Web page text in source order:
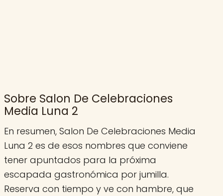
Sobre Salon De Celebraciones
Media Luna 2
En resumen, Salon De Celebraciones Media
Luna 2 es de esos nombres que conviene
tener apuntados para la próxima
escapada gastronómica por jumilla.
Reserva con tiempo y ve con hambre, que